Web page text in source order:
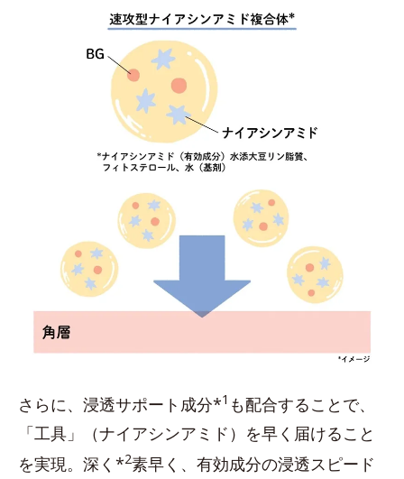
さらに、浸透サポート成分*1 も配合することで、
「工具」（ナイアシンアミド）を早く届けること
を実現。深く*2素早く、有効成分の浸透スピード